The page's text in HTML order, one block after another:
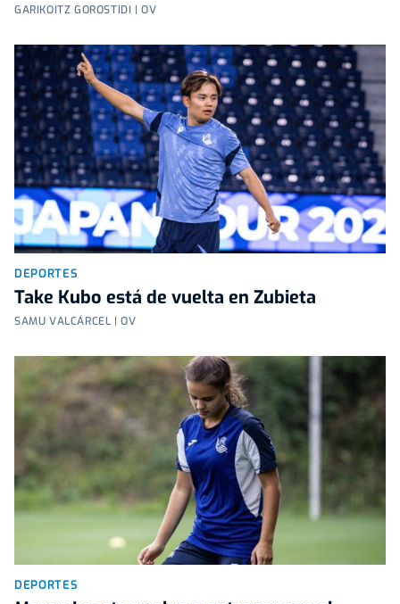
GARIKOITZ GOROSTIDI | OV
DEPORTES
Take Kubo está de vuelta en Zubieta
SAMU VALCÁRCEL | OV
DEPORTES